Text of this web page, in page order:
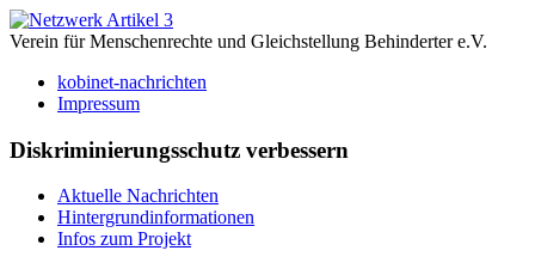
Verein für Menschenrechte und Gleichstellung Behinderter e.V.
kobinet-nachrichten
Impressum
Diskriminierungsschutz verbessern
Aktuelle Nachrichten
Hintergrundinformationen
Infos zum Projekt